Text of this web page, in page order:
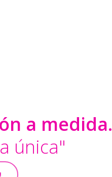
a medida.
única"